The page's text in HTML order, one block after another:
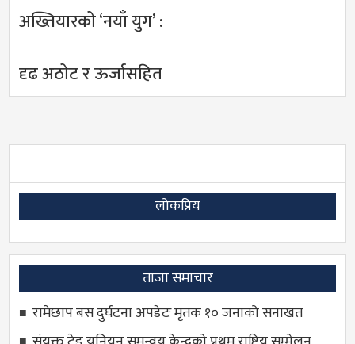
अख्तियारको ‘नयाँ युग’ :
दृढ अठोट र ऊर्जासहित
लोकप्रिय
ताजा समाचार
रामेछाप बस दुर्घटना अपडेटः मृतक १० जनाको सनाखत